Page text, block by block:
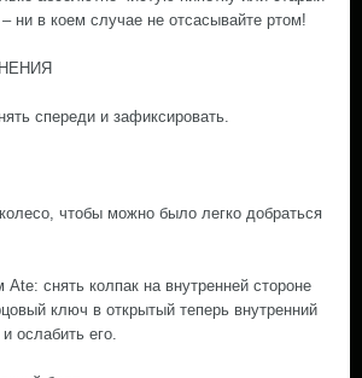
ни в коем случае не отсасывайте ртом!
спереди и зафиксировать.
чтобы можно было легко добраться
снять колпак на внутренней стороне
ключ в открытый теперь внутренний
ослабить его.